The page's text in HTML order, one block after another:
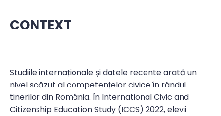
CONTEXT
Studiile internaționale și datele recente arată un
nivel scăzut al competențelor civice în rândul
tinerilor din România. În International Civic and
Citizenship Education Study (ICCS) 2022, elevii